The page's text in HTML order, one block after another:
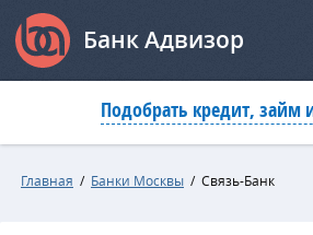
Банк Адвизор
Подобрать кредит, займ
Главная / Банки Москвы / Связь-Банк